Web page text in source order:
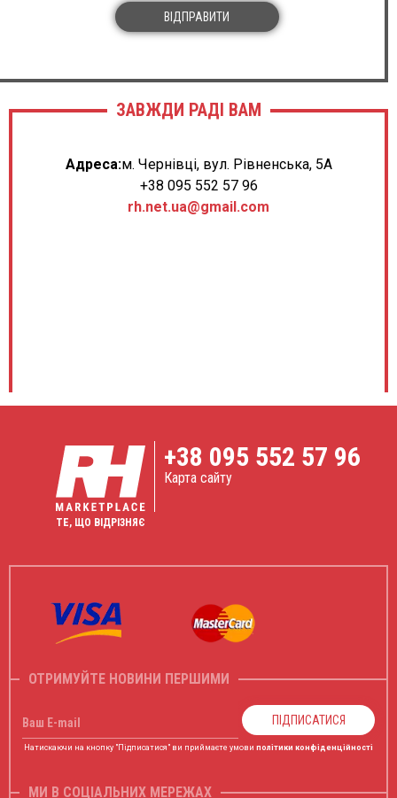
ВІДПРАВИТИ
ЗАВЖДИ РАДІ ВАМ
Адреса:м. Чернівці, вул. Рівненська, 5А
+38 095 552 57 96
rh.net.ua@gmail.com
ТЕ, ЩО ВІДРІЗНЯЄ
+38 095 552 57 96
Карта сайту
ОТРИМУЙТЕ НОВИНИ ПЕРШИМИ
Ваш E-mail ПІДПИСАТИСЯ
Натискаючи на кнопку "Підписатися" ви приймаєте умови політики конфіденційності
МИ В СОЦІАЛЬНИХ МЕРЕЖАХ